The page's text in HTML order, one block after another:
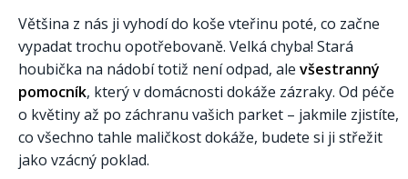
Většina z nás ji vyhodí do koše vteřinu poté, co začne
vypadat trochu opotřebovaně. Velká chyba! Stará
houbička na nádobí totiž není odpad, ale všestranný
pomocník, který v domácnosti dokáže zázraky. Od péče
o květiny až po záchranu vašich parket – jakmile zjistíte,
co všechno tahle maličkost dokáže, budete si ji střežit
jako vzácný poklad.